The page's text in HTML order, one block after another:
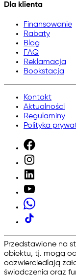
Dla klienta
Finansowanie
Rabaty
Blog
FAQ
Reklamacja
Bookstacja
Kontakt
Aktualności
Regulaminy
Polityka
Przedstawione na
obiektu, tj. mogą
odzwierciedlają
świadczenia oraz